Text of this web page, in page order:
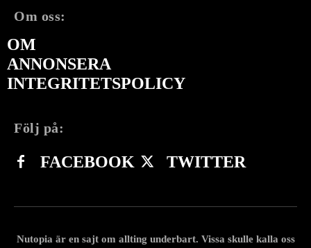
Om oss:
OM
ANNONSERA
INTEGRITETSPOLICY
Följ på:
FACEBOOK TWITTER
Nutopia är en sajt om allting underbart. Vissa skulle kalla oss